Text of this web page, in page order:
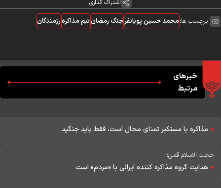
اشتراک گذاری
برچسب ها:محمد حسین پویانفرجنگ رمضانتیم مذاکرهرزمندگان
خبرهای
مرتبط
مذاکره با مستکبر تمنای محال است، فقط باید جنگید
حجت الاسلام قمی:
هدایت گروه مذاکره کننده ایرانی با «مردم» است